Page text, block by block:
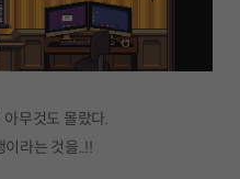
무것도 몰랐다.
이라는 것을..!!